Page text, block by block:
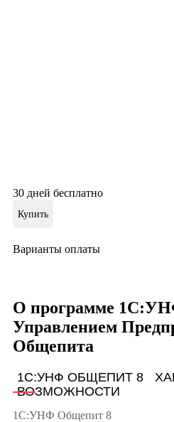
30 дней бесплатно
Купить
Варианты оплаты
О программе
Управлением
Общепита
1С:УНФ ОБЩЕПИТ 8
ВОЗМОЖНОСТИ
1С:УНФ Общепит 8